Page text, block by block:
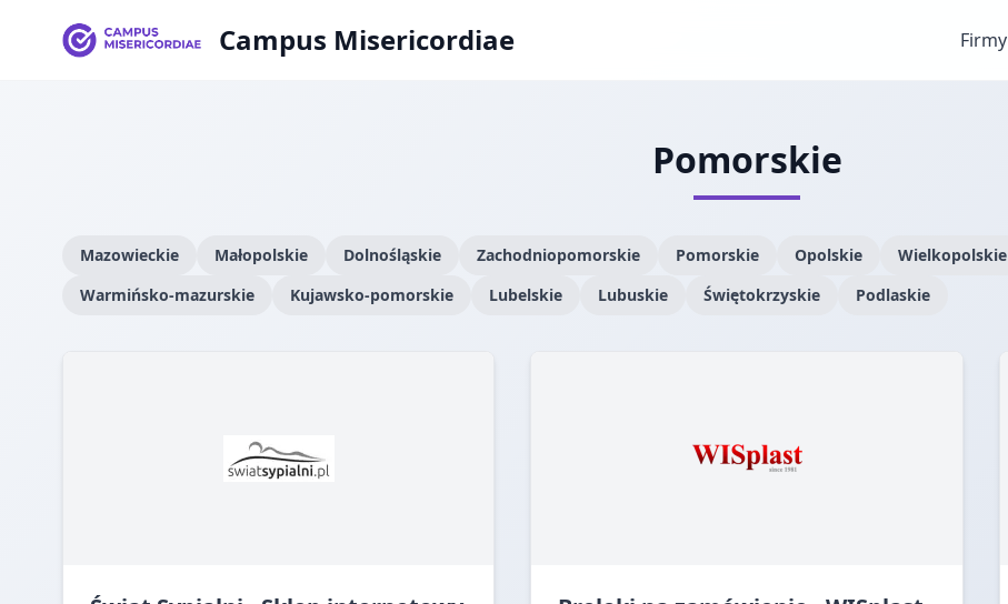
Campus Misericordiae Firmy
Pomorskie
Mazowieckie Małopolskie Dolnośląskie Zachodniopomorskie Pomorskie Opolskie Wielkopolskie
Warmińsko-mazurskie
Kujawsko-pomorskie Lubelskie Lubuskie Świętokrzyskie Podlaskie